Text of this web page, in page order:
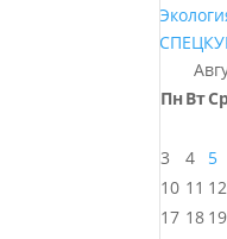
ПнВт
3
4 5
10 11 12
17 18 19